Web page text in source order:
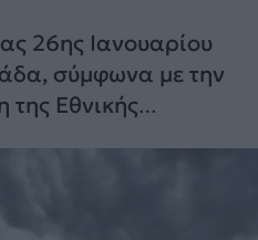
26ης Ιανουαρίου
σύμφωνα με την
Εθνικής